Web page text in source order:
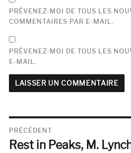
PRÉVENEZ-MOI DE TOUS LES
COMMENTAIRES PAR E-MAIL.
PRÉVENEZ-MOI DE TOUS LES
E-MAIL.
Navigation
de
PRÉCÉDENT
Publication
Rest in Peaks, M.